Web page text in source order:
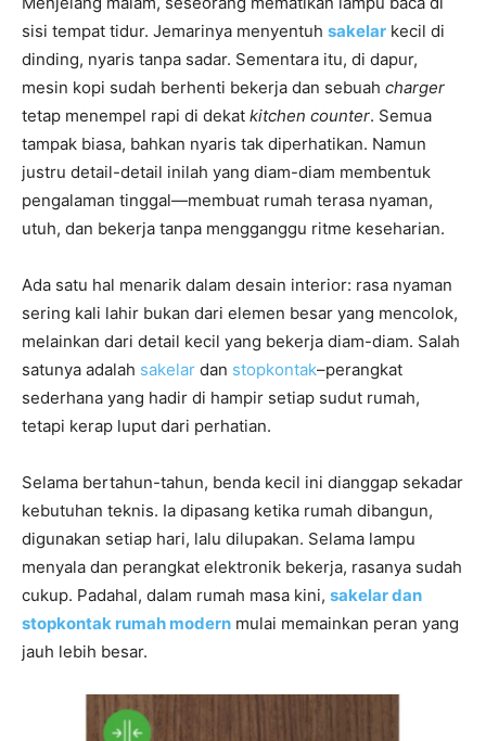
sisi tempat tidur. Jemarinya menyentuh sakelar kecil di
dinding, nyaris tanpa sadar. Sementara itu, di dapur,
mesin kopi sudah berhenti bekerja dan sebuah charger
tetap menempel rapi di dekat kitchen counter. Semua
tampak biasa, bahkan nyaris tak diperhatikan. Namun
justru detail-detail inilah yang diam-diam membentuk
pengalaman tinggal—membuat rumah terasa nyaman,
utuh, dan bekerja tanpa mengganggu ritme keseharian.
Ada satu hal menarik dalam desain interior: rasa nyaman
sering kali lahir bukan dari elemen besar yang mencolok,
melainkan dari detail kecil yang bekerja diam-diam. Salah
satunya adalah sakelar dan stopkontak–perangkat
sederhana yang hadir di hampir setiap sudut rumah,
tetapi kerap luput dari perhatian.
Selama bertahun-tahun, benda kecil ini dianggap sekadar
kebutuhan teknis. Ia dipasang ketika rumah dibangun,
digunakan setiap hari, lalu dilupakan. Selama lampu
menyala dan perangkat elektronik bekerja, rasanya sudah
cukup. Padahal, dalam rumah masa kini, sakelar dan
stopkontak rumah modern mulai memainkan peran yang
jauh lebih besar.